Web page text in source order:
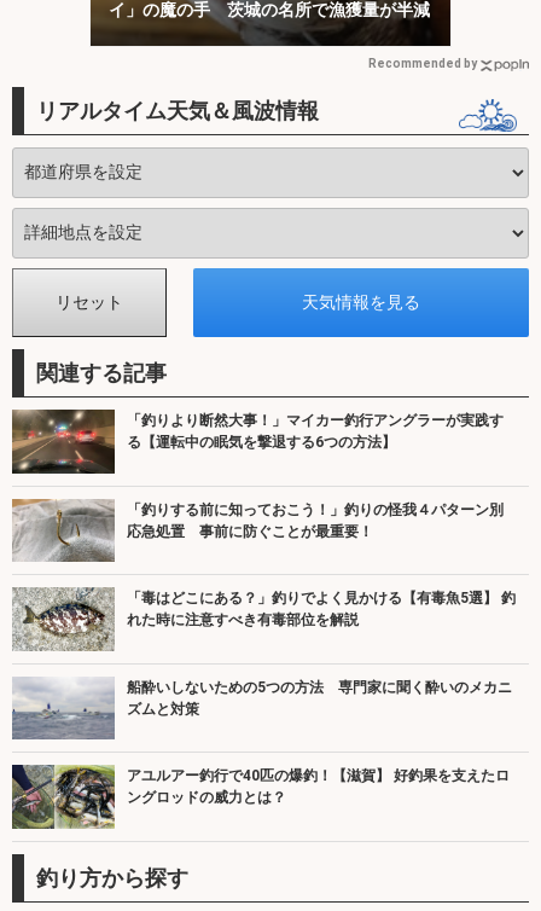
イ」の魔の手 茨城の名所で漁獲量が半減
Recommended by
リアルタイム天気＆風波情報
関連する記事
「釣りより断然大事！」マイカー釣行アングラーが実践す
る【運転中の眠気を撃退する6つの方法】
「釣りする前に知っておこう！」釣りの怪我４パターン別
応急処置 事前に防ぐことが最重要！
「毒はどこにある？」釣りでよく見かける【有毒魚5選】 釣
れた時に注意すべき有毒部位を解説
船酔いしないための5つの方法 専門家に聞く酔いのメカニ
ズムと対策
アユルアー釣行で40匹の爆釣！【滋賀】 好釣果を支えたロ
ングロッドの威力とは？
釣り方から探す